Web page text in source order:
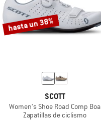
hasta un 38%
SCOTT
Women's Shoe Road Comp Boa
Zapatillas de ciclismo